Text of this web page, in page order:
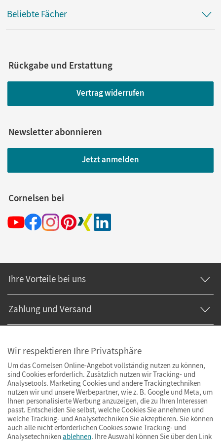
Beliebte Fächer
Rückgabe und Erstattung
Vertrag widerrufen
Newsletter abonnieren
Jetzt anmelden
Cornelsen bei
Ihre Vorteile bei uns
Zahlung und Versand
Wir respektieren Ihre Privatsphäre
Um das Cornelsen Online-Angebot vollständig nutzen zu können,
sind Cookies erforderlich. Zusätzlich nutzen wir Tracking- und
Analysetools. Marketing Cookies und andere Trackingtechniken
nutzen wir und unsere Werbepartner, wie z. B. Google und Meta, um
Ihnen personalisierte Werbung anzuzeigen, die zu Ihren Interessen
passt. Entscheiden Sie selbst, welche Cookies Sie annehmen und
welche Tracking- und Analysetechniken Sie akzeptieren. Sie können
auch alle nicht erforderlichen Cookies sowie Tracking- und
Analysetechniken ablehnen. Ihre Auswahl können Sie über den Link